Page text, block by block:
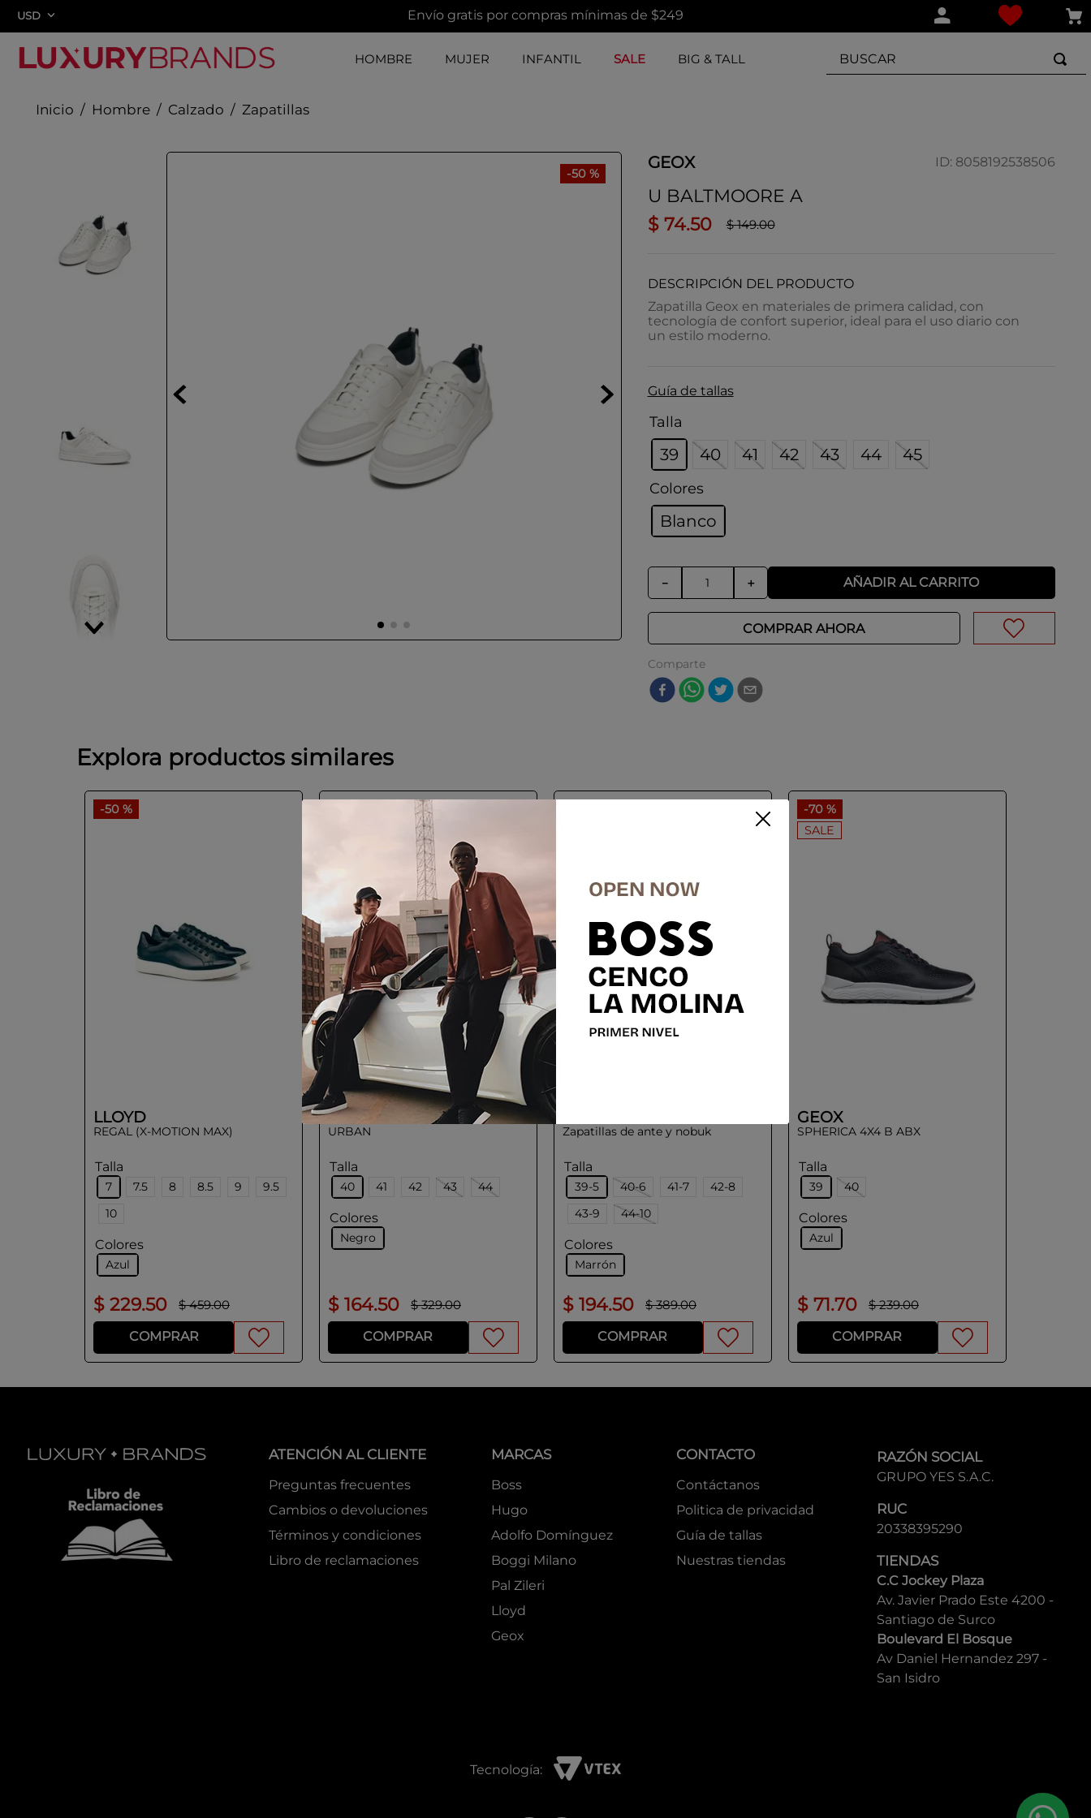
Envío gratis por compras mínimas de $249
USD
HOMBRE MUJER INFANTIL SALE BIG & TALL
BUSCAR
Hombre Calzado Zapatillas
-50 %
GEOX ID: 8058192538506
U BALTMOORE A
$ 74.50 $ 149.00
DESCRIPCIÓN DEL PRODUCTO
Zapatilla Geox en materiales de primera calidad, con
tecnología de confort superior, ideal para el uso diario con
un estilo moderno.
Guía de tallas
Talla
39 40 41 42 43 44 45
Colores
Blanco
＋
－ AÑADIR AL CARRITO
COMPRAR AHORA
Comparte
Explora productos similares
-50 %
LLOYD
REGAL (X-MOTION MAX)
Talla
7 7.5 8 8.5 9
9.5
10
Colores
Azul
$ 229.50 $ 459.00
COMPRAR
LLOYD
URBAN
Talla
40 41 42 43 44
Colores
Negro
$ 164.50 $ 329.00
COMPRAR
Zapatillas de ante y nobuk
Talla
39-5 40-6 41-7
42-8
43-9
44-10
Colores
Marrón
$ 194.50 $ 389.00
COMPRAR
-70 %
SALE
GEOX
SPHERICA 4X4 B ABX
Talla
39 40
Colores
Azul
$ 71.70 $ 239.00
COMPRAR
ATENCIÓN AL CLIENTE
Preguntas frecuentes
Cambios o devoluciones
Términos y condiciones
Libro de reclamaciones
MARCAS
Boss
Hugo
Adolfo Domínguez
Boggi Milano
Pal Zileri
Lloyd
Geox
CONTACTO
Contáctanos
Politica de privacidad
Guía de tallas
Nuestras tiendas
RAZÓN SOCIAL
GRUPO YES S.A.C.
RUC
20338395290
TIENDAS
C.C Jockey Plaza
Av. Javier Prado Este 4200 -
Santiago de Surco
Boulevard El Bosque
Av Daniel Hernandez 297 -
San Isidro
Tecnología: